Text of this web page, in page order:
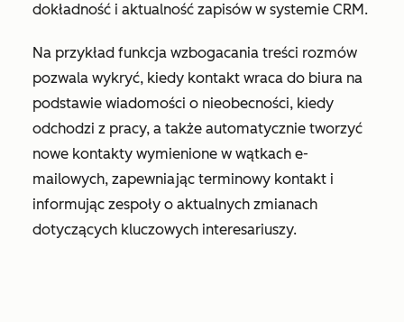
dokładność i aktualność zapisów w systemie CRM.
Na przykład funkcja wzbogacania treści rozmów
pozwala wykryć, kiedy kontakt wraca do biura na
podstawie wiadomości o nieobecności, kiedy
odchodzi z pracy, a także automatycznie tworzyć
nowe kontakty wymienione w wątkach e-
mailowych, zapewniając terminowy kontakt i
informując zespoły o aktualnych zmianach
dotyczących kluczowych interesariuszy.